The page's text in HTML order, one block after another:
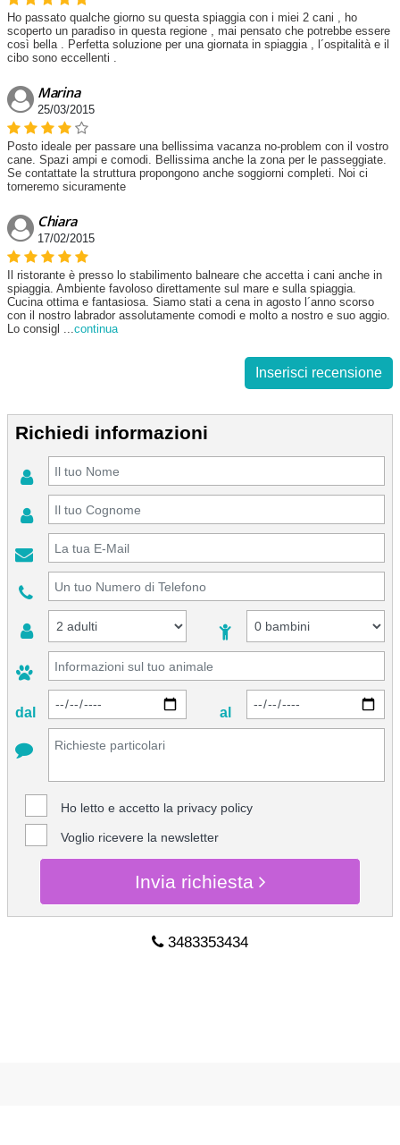
Ho passato qualche giorno su questa spiaggia con i miei 2 cani , ho
scoperto un paradiso in questa regione , mai pensato che potrebbe essere
così bella . Perfetta soluzione per una giornata in spiaggia , l´ospitalità e il
cibo sono eccellenti .
Marina
25/03/2015
Posto ideale per passare una bellissima vacanza no-problem con il vostro
cane. Spazi ampi e comodi. Bellissima anche la zona per le passeggiate.
Se contattate la struttura propongono anche soggiorni completi. Noi ci
torneremo sicuramente
Chiara
17/02/2015
Il ristorante è presso lo stabilimento balneare che accetta i cani anche in
spiaggia. Ambiente favoloso direttamente sul mare e sulla spiaggia.
Cucina ottima e fantasiosa. Siamo stati a cena in agosto l´anno scorso
con il nostro labrador assolutamente comodi e molto a nostro e suo aggio.
Lo consigl ...continua
Inserisci recensione
Richiedi informazioni
dal al
Ho letto e accetto la privacy policy
Voglio ricevere la newsletter
Invia richiesta
3483353434